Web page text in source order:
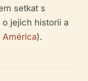
setkat s
jejich historii a
América).